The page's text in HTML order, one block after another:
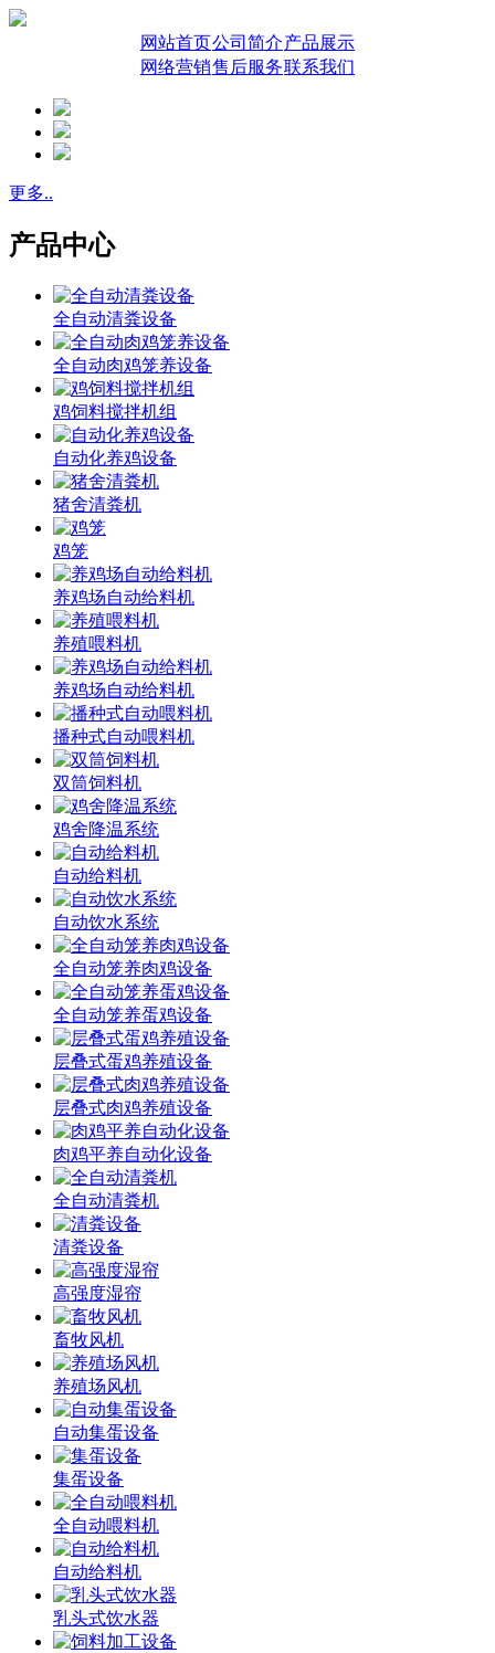
网站首页公司简介产品展示
网络营销售后服务联系我们
更多..
产品中心
全自动清粪设备
全自动肉鸡笼养设备
鸡饲料搅拌机组
自动化养鸡设备
猪舍清粪机
鸡笼
养鸡场自动给料机
养殖喂料机
养鸡场自动给料机
播种式自动喂料机
双筒饲料机
鸡舍降温系统
自动给料机
自动饮水系统
全自动笼养肉鸡设备
全自动笼养蛋鸡设备
层叠式蛋鸡养殖设备
层叠式肉鸡养殖设备
肉鸡平养自动化设备
全自动清粪机
清粪设备
高强度湿帘
畜牧风机
养殖场风机
自动集蛋设备
集蛋设备
全自动喂料机
自动给料机
乳头式饮水器